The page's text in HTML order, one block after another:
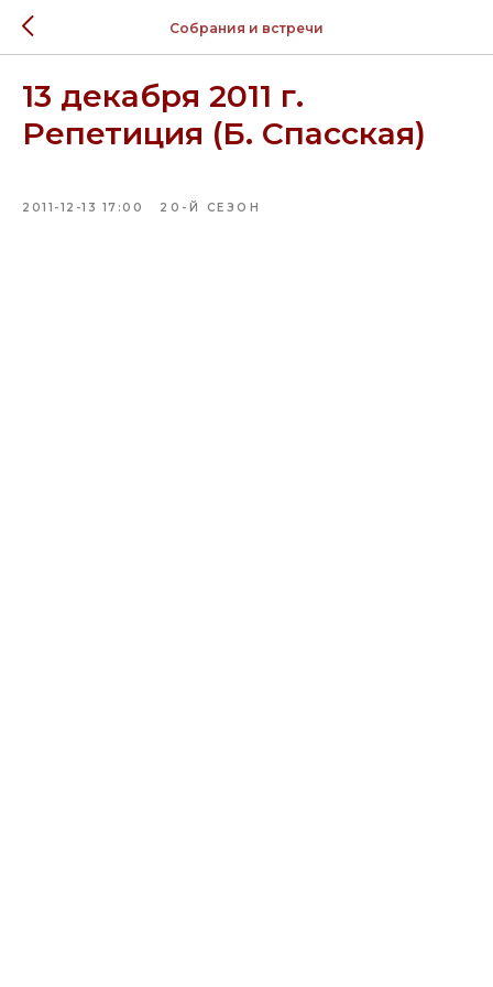
Собрания и встречи
13 декабря 2011 г.
Репетиция (Б. Спасская)
2011-12-13 17:00 20-Й СЕЗОН